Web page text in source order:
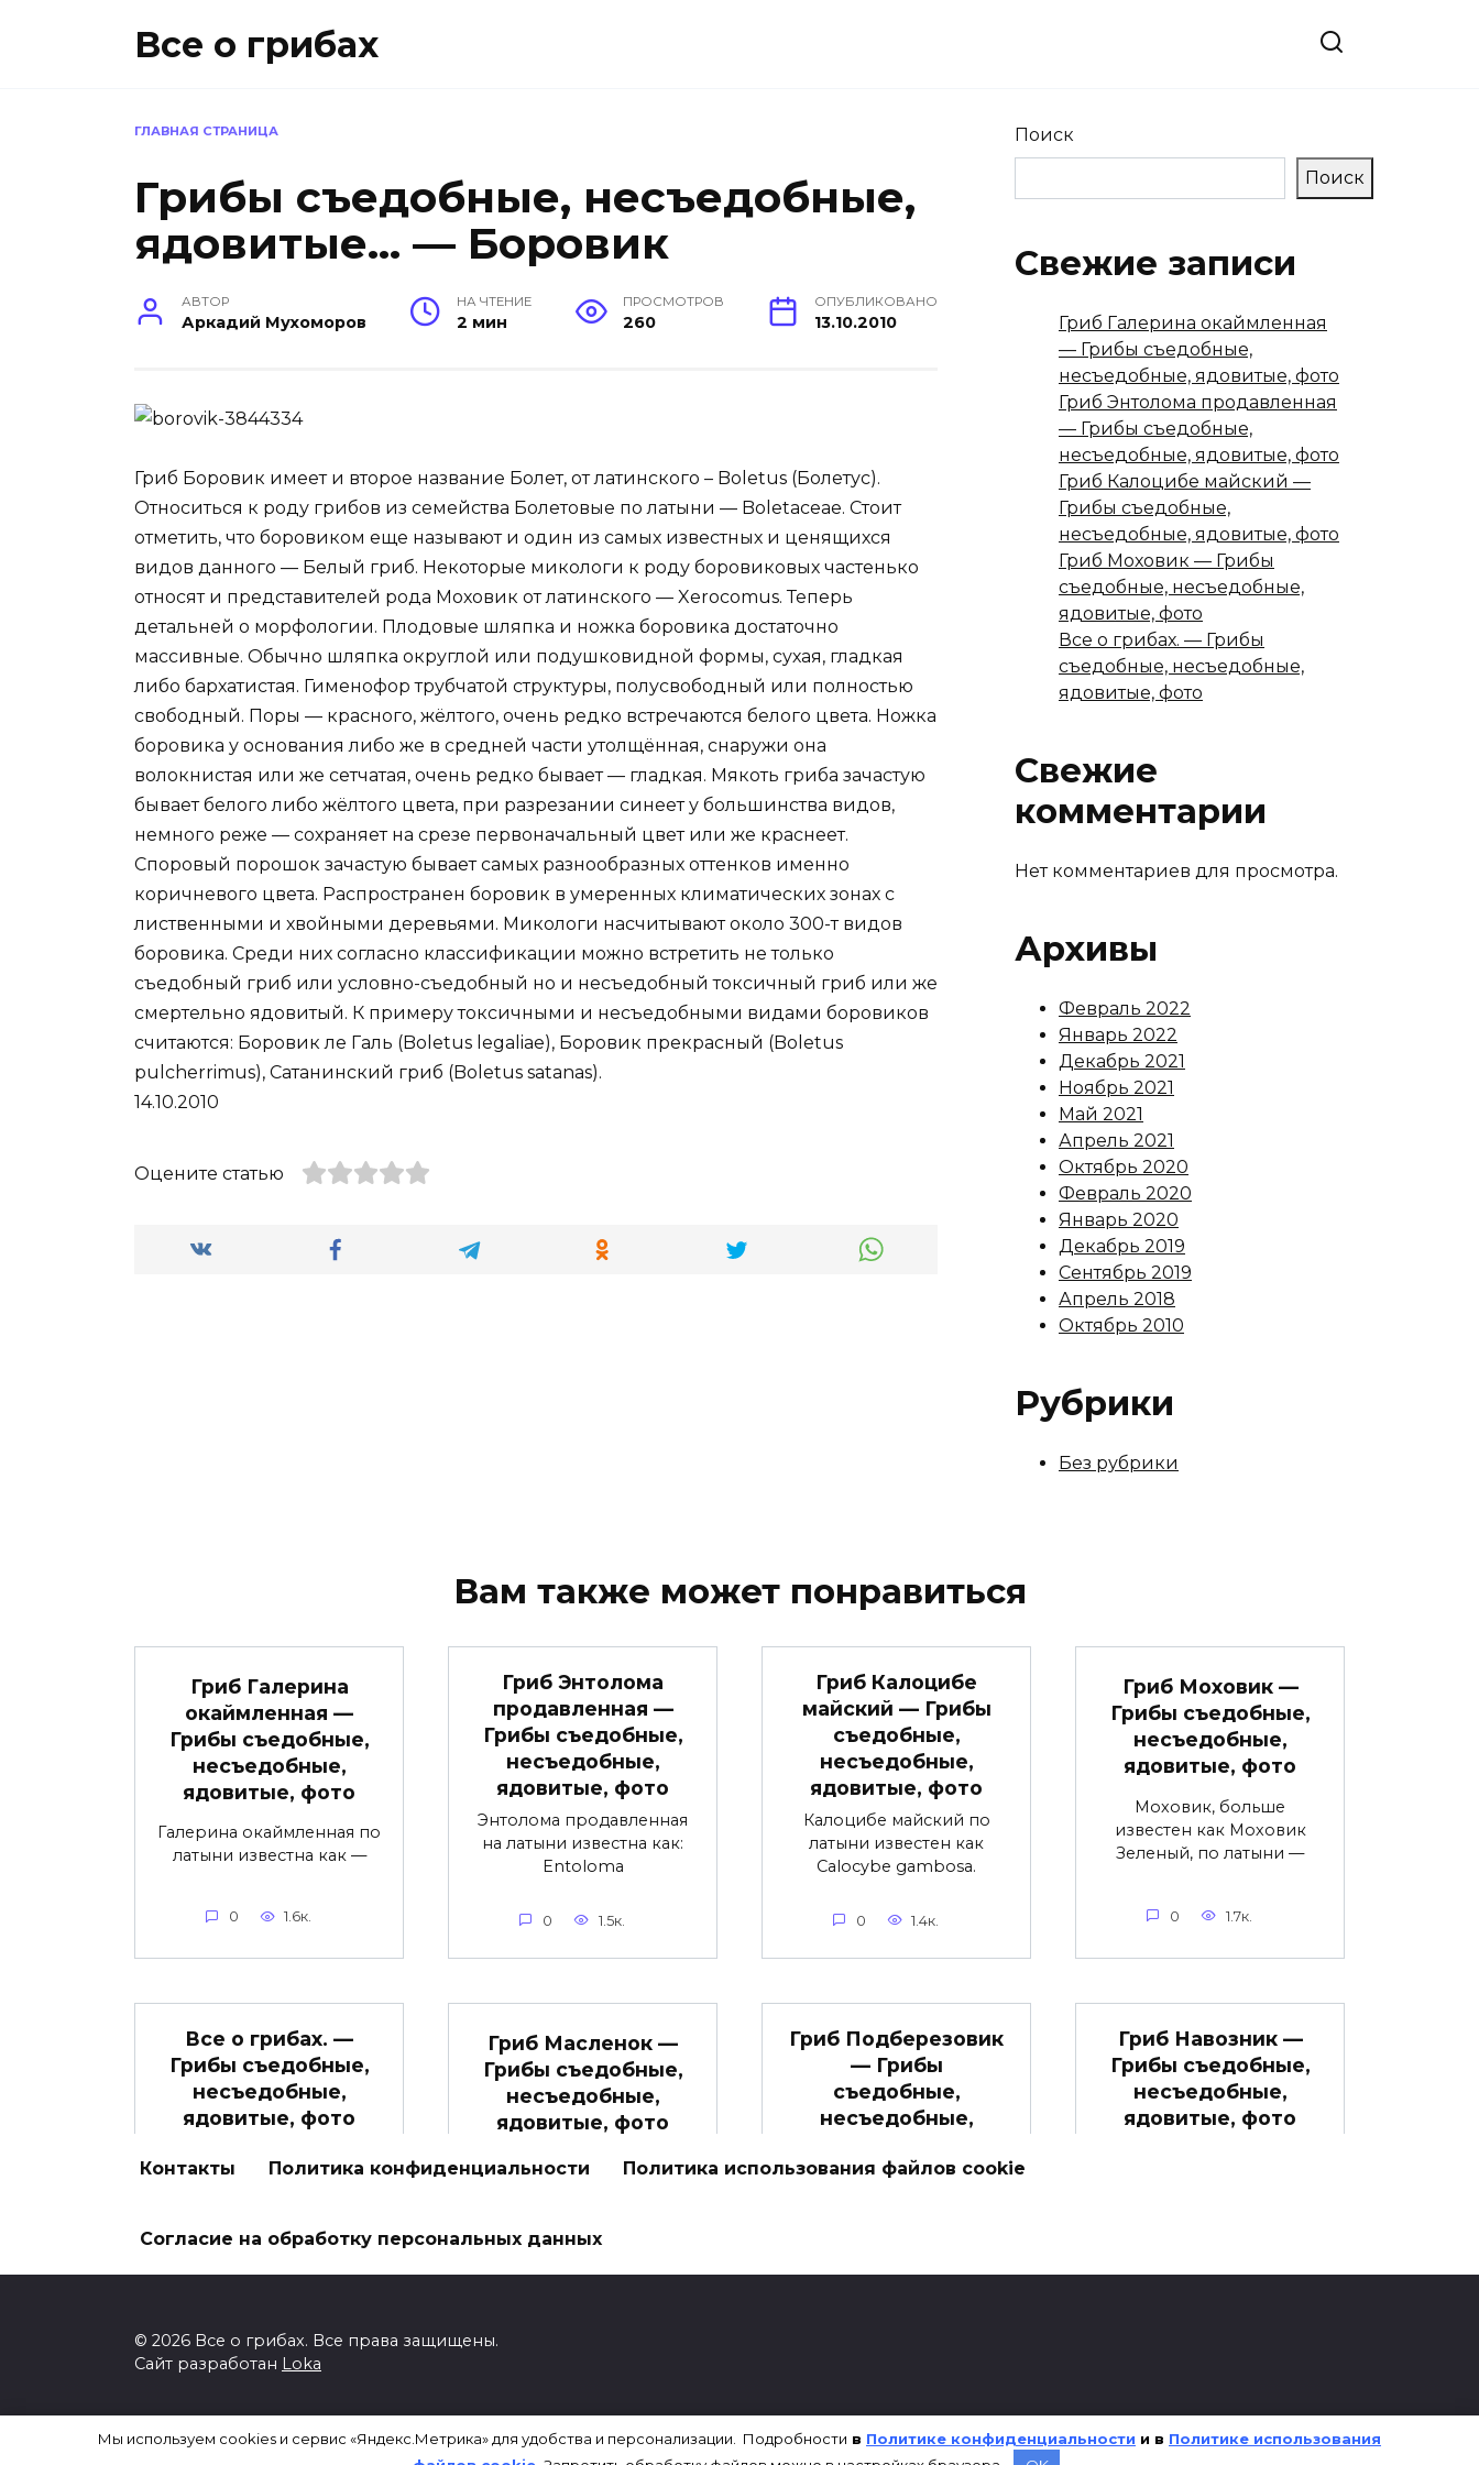
Все о грибах
ГЛАВНАЯ СТРАНИЦА
Грибы съедобные, несъедобные,
ядовитые… — Боровик
АВТОР
Аркадий Мухоморов
НА ЧТЕНИЕ
2 мин
ПРОСМОТРОВ
260
ОПУБЛИКОВАНО
13.10.2010
Гриб Боровик имеет и второе название Болет, от латинского – Boletus (Болетус).
Относиться к роду грибов из семейства Болетовые по латыни — Boletaceae. Стоит
отметить, что боровиком еще называют и один из самых известных и ценящихся
видов данного — Белый гриб. Некоторые микологи к роду боровиковых частенько
относят и представителей рода Моховик от латинского — Xerocomus. Теперь
детальней о морфологии. Плодовые шляпка и ножка боровика достаточно
массивные. Обычно шляпка округлой или подушковидной формы, сухая, гладкая
либо бархатистая. Гименофор трубчатой структуры, полусвободный или полностью
свободный. Поры — красного, жёлтого, очень редко встречаются белого цвета. Ножка
боровика у основания либо же в средней части утолщённая, снаружи она
волокнистая или же сетчатая, очень редко бывает — гладкая. Мякоть гриба зачастую
бывает белого либо жёлтого цвета, при разрезании синеет у большинства видов,
немного реже — сохраняет на срезе первоначальный цвет или же краснеет.
Споровый порошок зачастую бывает самых разнообразных оттенков именно
коричневого цвета. Распространен боровик в умеренных климатических зонах с
лиственными и хвойными деревьями. Микологи насчитывают около 300-т видов
боровика. Среди них согласно классификации можно встретить не только
съедобный гриб или условно-съедобный но и несъедобный токсичный гриб или же
смертельно ядовитый. К примеру токсичными и несъедобными видами боровиков
считаются: Боровик ле Галь (Boletus legaliae), Боровик прекрасный (Boletus
pulcherrimus), Сатанинский гриб (Boletus satanas).
14.10.2010
Оцените статью
Поиск
Поиск
Свежие записи
Гриб Галерина окаймленная
— Грибы съедобные,
несъедобные, ядовитые, фото
Гриб Энтолома продавленная
— Грибы съедобные,
несъедобные, ядовитые, фото
Гриб Калоцибе майский —
Грибы съедобные,
несъедобные, ядовитые, фото
Гриб Моховик — Грибы
съедобные, несъедобные,
ядовитые, фото
Все о грибах. — Грибы
съедобные, несъедобные,
ядовитые, фото
Свежие
комментарии
Нет комментариев для просмотра.
Архивы
Февраль 2022
Январь 2022
Декабрь 2021
Ноябрь 2021
Май 2021
Апрель 2021
Октябрь 2020
Февраль 2020
Январь 2020
Декабрь 2019
Сентябрь 2019
Апрель 2018
Октябрь 2010
Рубрики
Без рубрики
Вам также может понравиться
Гриб Галерина
окаймленная —
Грибы съедобные,
несъедобные,
ядовитые, фото
Галерина окаймленная по
латыни известна как —
0 1.6к.
Гриб Энтолома
продавленная —
Грибы съедобные,
несъедобные,
ядовитые, фото
Энтолома продавленная
на латыни известна как:
Entoloma
0 1.5к.
Гриб Калоцибе
майский — Грибы
съедобные,
несъедобные,
ядовитые, фото
Калоцибе майский по
латыни известен как
Calocybe gambosa.
0 1.4к.
Гриб Моховик —
Грибы съедобные,
несъедобные,
ядовитые, фото
Моховик, больше
известен как Моховик
Зеленый, по латыни —
0 1.7к.
Все о грибах. —
Грибы съедобные,
несъедобные,
ядовитые, фото
сайт, посвященный
1.3к.
Гриб Масленок —
Грибы съедобные,
несъедобные,
ядовитые, фото
Маслёнок настоящий по
0 1.3к.
Гриб Подберезовик
— Грибы
съедобные,
несъедобные,
Подберезовик по латыни
Гриб Навозник —
Грибы съедобные,
несъедобные,
ядовитые, фото
Контакты Политика конфиденциальности Политика использования файлов cookie
Согласие на обработку персональных данных
© 2026 Все о грибах. Все права защищены.
Сайт разработан Loka
ИП Пискунова Анна Владимировна ИНН: 227500714967
Мы используем cookies и сервис «Яндекс.Метрика» для удобства и персонализации. Подробности в Политике конфиденциальности и в Политике использования